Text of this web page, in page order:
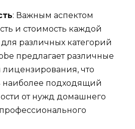
: Важным аспектом
и стоимость каждой
различных категорий
предлагает различные
что
наиболее подходящий
от нужд домашнего